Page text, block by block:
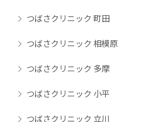
つばさクリニック 町田
つばさクリニック 相模原
つばさクリニック 多摩
つばさクリニック 小平
つばさクリニック 立川